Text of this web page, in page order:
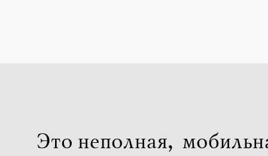
Это неполная,